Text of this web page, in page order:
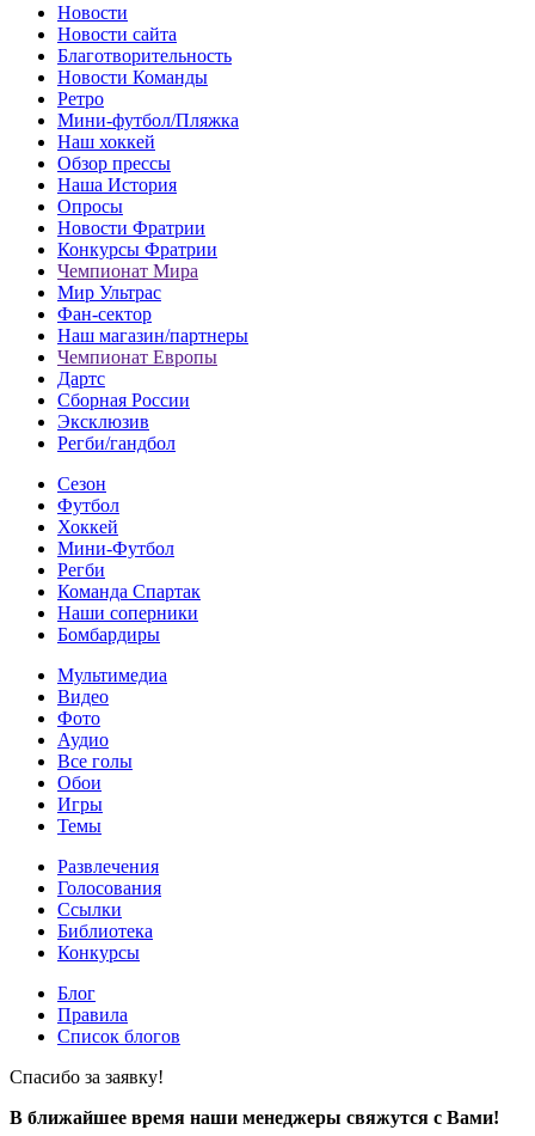
Новости
Новости сайта
Благотворительность
Новости Команды
Ретро
Мини-футбол/Пляжка
Наш хоккей
Обзор прессы
Наша История
Опросы
Новости Фратрии
Конкурсы Фратрии
Чемпионат Мира
Мир Ультрас
Фан-cектор
Наш магазин/партнеры
Чемпионат Европы
Дартс
Сборная России
Эксклюзив
Регби/гандбол
Сезон
Футбол
Хоккей
Мини-Футбол
Регби
Команда Спартак
Наши соперники
Бомбардиры
Мультимедиа
Видео
Фото
Аудио
Все голы
Обои
Игры
Темы
Развлечения
Голосования
Ссылки
Библиотека
Конкурсы
Блог
Правила
Список блогов
Спасибо за заявку!
В ближайшее время наши менеджеры свяжутся с Вами!